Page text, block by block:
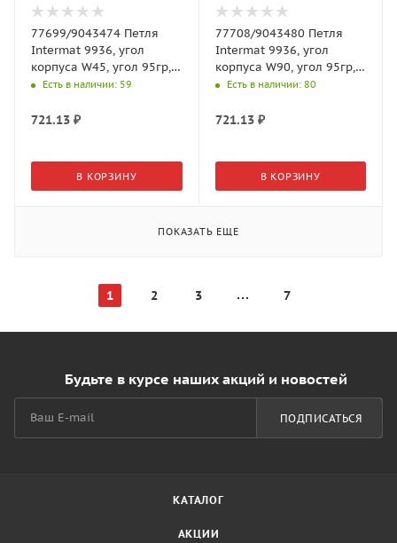
77699/9043474 Петля
Intermat 9936, угол
корпуса W45, угол 95гр,
чашка TH42 D35,
Есть в наличии: 59
721.13 ₽
В КОРЗИНУ
77708/9043480 Петля
Intermat 9936, угол
корпуса W90, угол 95гр,
чашка TH42 D35,
Есть в наличии: 80
721.13₽
В КОРЗИНУ
ПОКАЗАТЬ ЕЩЕ
1 2 3 7
Будьте в курсе наших акций и новостей
ПОДПИСАТЬСЯ
КАТАЛОГ
АКЦИИ